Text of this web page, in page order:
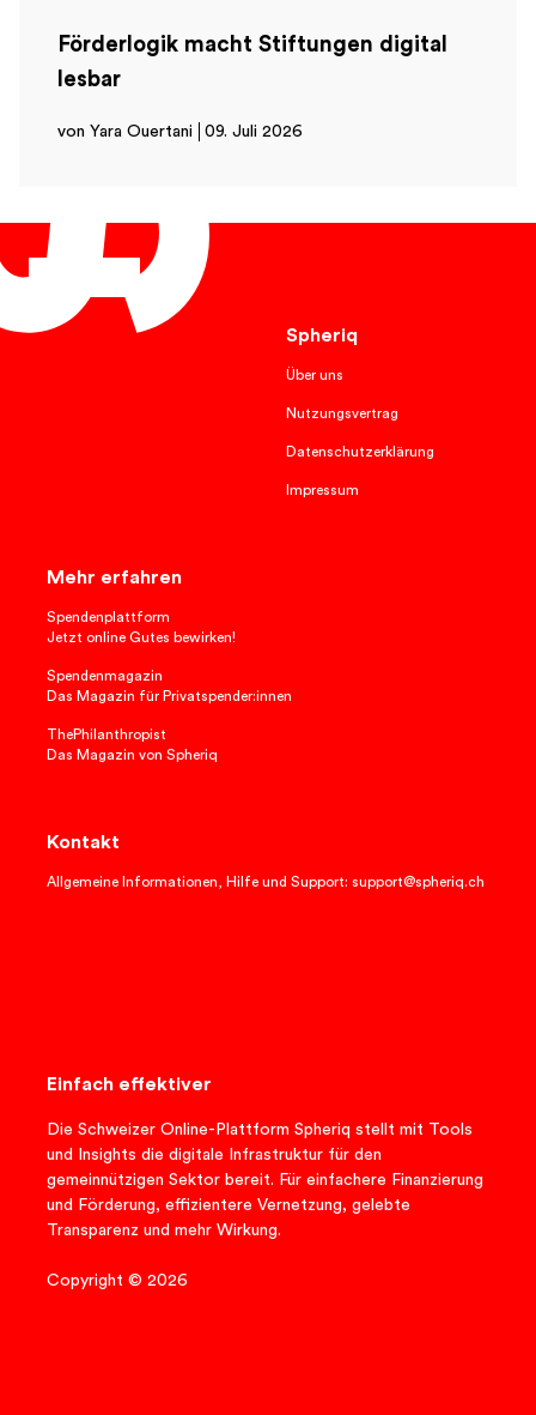
Förderlogik macht Stiftungen digital
lesbar
von Yara Ouertani 09. Juli 2026
Spheriq
Über uns
Nutzungsvertrag
Datenschutzerklärung
Impressum
Mehr erfahren
Spendenplattform
Jetzt online Gutes bewirken!
Spendenmagazin
Das Magazin für Privatspender:innen
ThePhilanthropist
Das Magazin von Spheriq
Kontakt
Allgemeine Informationen, Hilfe und Support: support@spheriq.ch
Einfach effektiver
Die Schweizer Online-Plattform Spheriq stellt mit Tools
und Insights die digitale Infrastruktur für den
gemeinnützigen Sektor bereit. Für einfachere Finanzierung
und Förderung, effizientere Vernetzung, gelebte
Transparenz und mehr Wirkung.
Copyright © 2026